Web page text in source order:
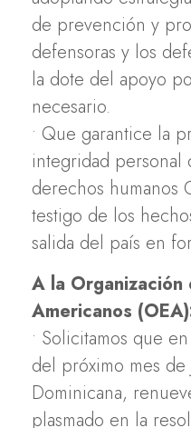
de prevención y
defensoras y los
la dote del apoyo
necesario.
• Que garantice la
integridad
derechos humanos
testigo de los
salida del país en
A la Organización
Americanos
• Solicitamos que
del próximo mes
Dominicana,
plasmado en la